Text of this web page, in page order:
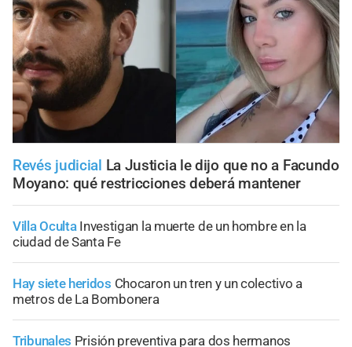
Revés judicial La Justicia le dijo que no a Facundo
Moyano: qué restricciones deberá mantener
Villa Oculta Investigan la muerte de un hombre en la
ciudad de Santa Fe
Hay siete heridos Chocaron un tren y un colectivo a
metros de La Bombonera
Tribunales Prisión preventiva para dos hermanos